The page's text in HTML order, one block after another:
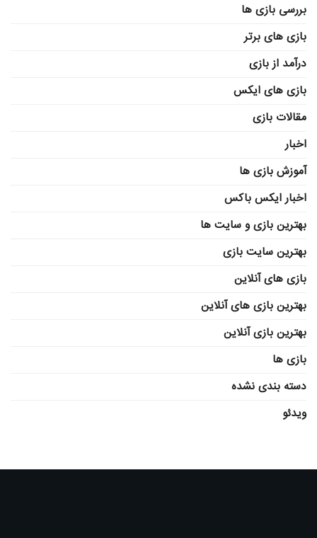
بررسی بازی ها
بازی های برتر
درآمد از بازی
بازی های ایکس
مقالات بازی
اخبار
آموزش بازی ها
اخبار ایکس باکس
بهترین بازی و سایت ها
بهترین سایت بازی
بازی های آنلاین
بهترین بازی های آنلاین
بهترین بازی آنلاین
بازی ها
دسته بندی نشده
ویدئو